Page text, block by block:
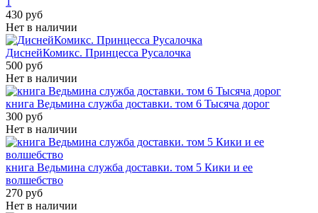
430 руб
Нет в наличии
ДиснейКомикс. Принцесса Русалочка
500 руб
Нет в наличии
книга Ведьмина служба доставки. том 6 Тысяча дорог
300 руб
Нет в наличии
книга Ведьмина служба доставки. том 5 Кики и ее
волшебство
270 руб
Нет в наличии